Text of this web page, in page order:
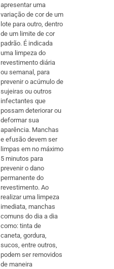
apresentar uma
variação de cor de um
lote para outro, dentro
de um limite de cor
padrão. É indicada
uma limpeza do
revestimento diária
ou semanal, para
prevenir o acúmulo de
sujeiras ou outros
infectantes que
possam deteriorar ou
deformar sua
aparência. Manchas
e efusão devem ser
limpas em no máximo
5 minutos para
prevenir o dano
permanente do
revestimento. Ao
realizar uma limpeza
imediata, manchas
comuns do dia a dia
como: tinta de
caneta, gordura,
sucos, entre outros,
podem ser removidos
de maneira